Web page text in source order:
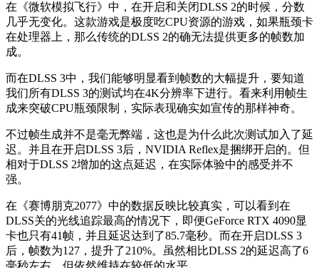
在《微软模拟飞行》中，在开启和关闭DLSS 2的时候，分数
几乎无变化。这款游戏是极度吃CPU资源的游戏，如果瓶颈卡
在处理器上，那么传统的DLSS 2的确无法提供更多的帧数加
成。
而在DLSS 3中，我们能够明显看到帧数的大幅提升，要知道
我们所有DLSS 3的测试均在4K分辨率下进行。看来利用帧生
成来突破CPU瓶颈限制，实际表现确实如宣传的那样神奇。
不过帧生成并不是毫无弊端，这也是为什么此次测试加入了延
迟。并且在开启DLSS 3后，NVIDIA Reflex是捆绑开启的。但
相对于DLSS 2增加的这点延迟，在实际体验中的感受并不
强。
在《赛博朋克2077》中的数据反映比较真实，可以看到在
DLSS关的光线追踪最高的情况下，即便GeForce RTX 4090显
卡也只有41帧，并且延迟达到了85.7毫秒。而在开启DLSS 3
后，帧数为127，提升了210%。虽然相比DLSS 2的延迟高了6